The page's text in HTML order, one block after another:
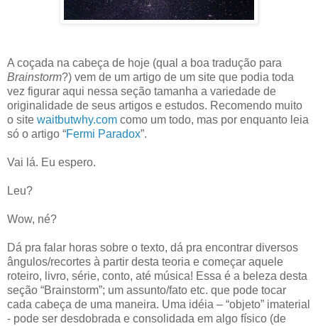
A coçada na cabeça de hoje (qual a boa tradução para
Brainstorm?) vem de um artigo de um site que podia toda
vez figurar aqui nessa seção tamanha a variedade de
originalidade de seus artigos e estudos. Recomendo muito
o site waitbutwhy.com como um todo, mas por enquanto leia
só o artigo “Fermi Paradox”.
Vai lá. Eu espero.
Leu?
Wow, né?
Dá pra falar horas sobre o texto, dá pra encontrar diversos
ângulos/recortes à partir desta teoria e começar aquele
roteiro, livro, série, conto, até música! Essa é a beleza desta
seção “Brainstorm”; um assunto/fato etc. que pode tocar
cada cabeça de uma maneira. Uma idéia – “objeto” imaterial
- pode ser desdobrada e consolidada em algo físico (de